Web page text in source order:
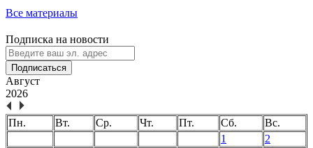
Все материалы
Подписка на новости
Подписаться
Август
2026
Пн. Вт. Ср. Чт. Пт. Сб.
Вс.
1
2